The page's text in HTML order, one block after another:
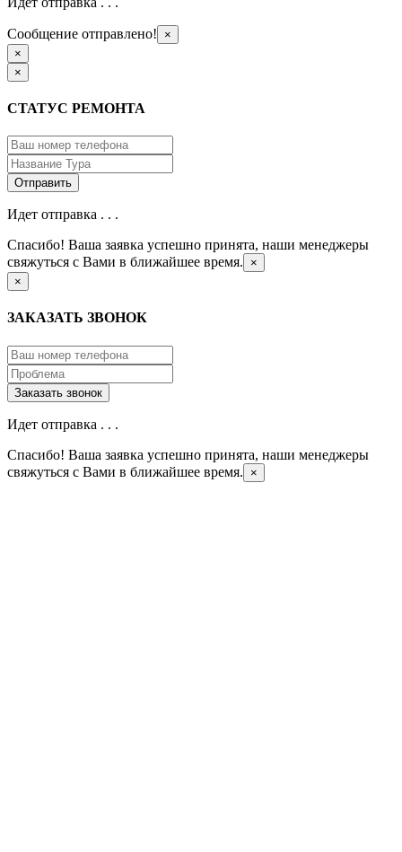
Сообщение отправлено!
×
×
×
СТАТУС РЕМОНТА
Идет отправка . . .
Спасибо! Ваша заявка успешно принята, наши менеджеры
свяжуться с Вами в ближайшее время.
×
×
ЗАКАЗАТЬ ЗВОНОК
Идет отправка . . .
Спасибо! Ваша заявка успешно принята, наши менеджеры
свяжуться с Вами в ближайшее время.
×